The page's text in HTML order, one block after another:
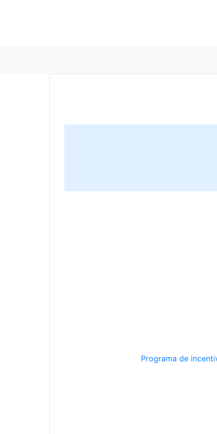
Programa de